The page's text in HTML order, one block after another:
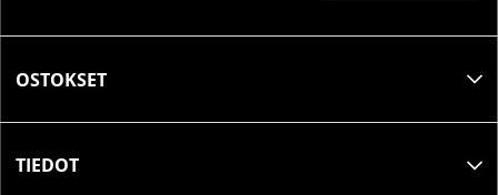
OSTOKSET
TIEDOT